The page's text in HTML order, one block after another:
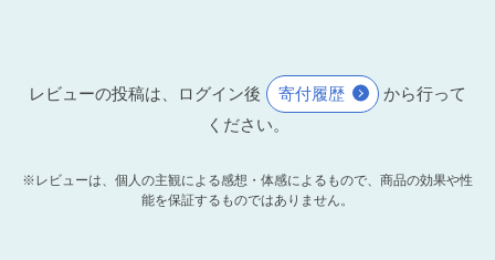
レビューの投稿は、ログイン後 寄付履歴
から行って
ください。
※レビューは、個人の主観による感想・体感によるもので、商品の効果や性
能を保証するものではありません。